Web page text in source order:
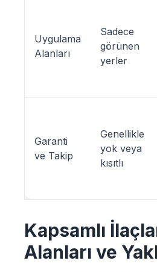
Uygulama
Alanları
Sadece
görünen
yerler
Garanti
ve Takip
Genellikle
yok veya
kısıtlı
Kapsamlı
Alanları ve